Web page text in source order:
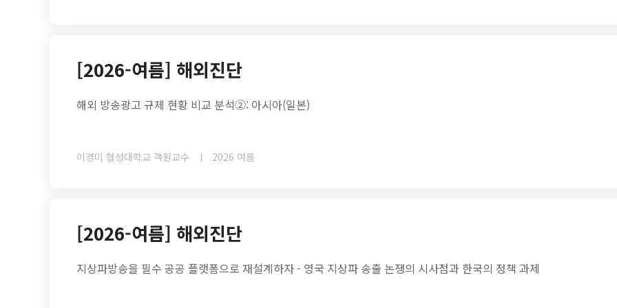
[2026-여름] 해외진단
해외 방송광고 규제 현황 비교 분석②: 아시아(일본)
이경미 협성대학교 객원교수 2026 여름
[2026-여름] 해외진단
지상파방송을 필수 공공 플랫폼으로 재설계하자 - 영국 지상파 송출 논쟁의 시사점과 한국의 정책 과제